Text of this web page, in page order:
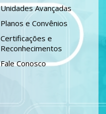
Unidades Avançadas
Planos e Convênios
Certificações e
Reconhecimentos
Fale Conosco